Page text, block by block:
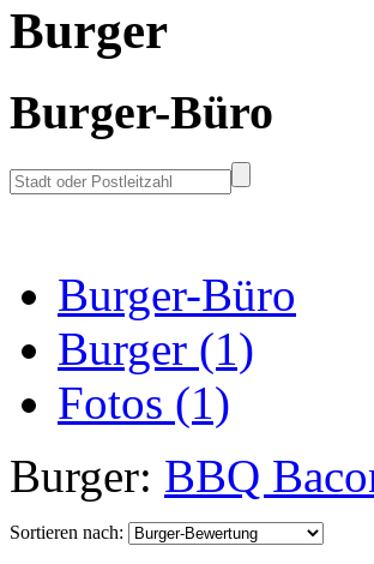
Burger
Burger-Büro
Burger-Büro
Burger (1)
Fotos (1)
Burger: BBQ
Sortieren nach: